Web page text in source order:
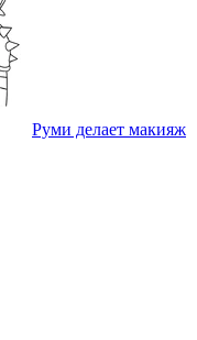
Руми делает макияж